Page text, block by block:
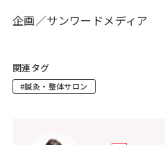
企画／サンワードメディア
関連タグ
#鍼灸・整体サロン